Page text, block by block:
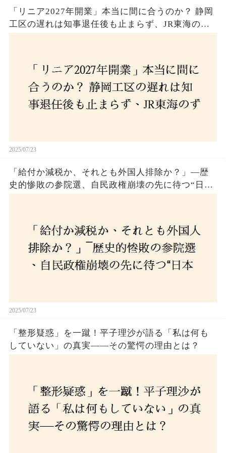
「リニア2027年開業」本当に間に合うのか？ 静岡
工区の遅れは知事退任後も止まらず、JR東海のず
2025/07/23
「給付か減税か、それとも外国人排除か？」―歴
史的惨敗の参院選、自民政権崩壊の先に待つ“日本
2025/07/23
「整形疑惑」を一蹴！平子理沙が語る「私は何も
していない」の真実——その驚愕の理由とは？